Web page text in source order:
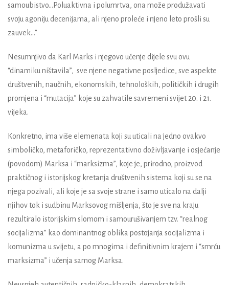
samoubistvo...Poluaktivna i polumrtva, ona može produžavati
svoju agoniju decenijama, ali njeno proleće i njeno leto prošli su
zauvek...”
Nesumnjivo da Karl Marks i njegovo učenje dijele svu ovu
“dinamiku ništavila”, sve njene negativne posljedice, sve aspekte
društvenih, naučnih, ekonomskih, tehnoloških, političkih i drugih
promjena i “mutacija” koje su zahvatile savremeni svijet 20. i 21.
vijeka.
Konkretno, ima više elemenata koji su uticali na jedno ovakvo
simboličko, metaforičko, reprezentativno doživljavanje i osjećanje
(povodom) Marksa i “marksizma”, koje je, prirodno, proizvod
praktičnog i istorijskog kretanja društvenih sistema koji su se na
njega pozivali, ali koje je sa svoje strane i samo uticalo na dalji
njihov tok i sudbinu Marksovog mišljenja, što je sve na kraju
rezultiralo istorijskim slomom i samourušivanjem tzv. “realnog
socijalizma” kao dominantnog oblika postojanja socijalizma i
komunizma u svijetu, a po mnogima i definitivnim krajem i “smrću
marksizma” i učenja samog Marksa.